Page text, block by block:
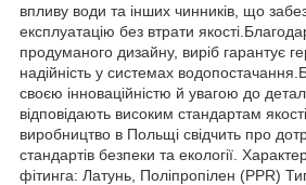
впливу води та інших чинників, що
експлуатацію без втрати
продуманого дизайну, виріб гарантує
надійність у системах
своєю інноваційністю й увагою до
відповідають високим стандартам якості
виробництво в Польщі свідчить про
стандартів безпеки та екології.
фітинга: Латунь, Поліпропілен (PPR)